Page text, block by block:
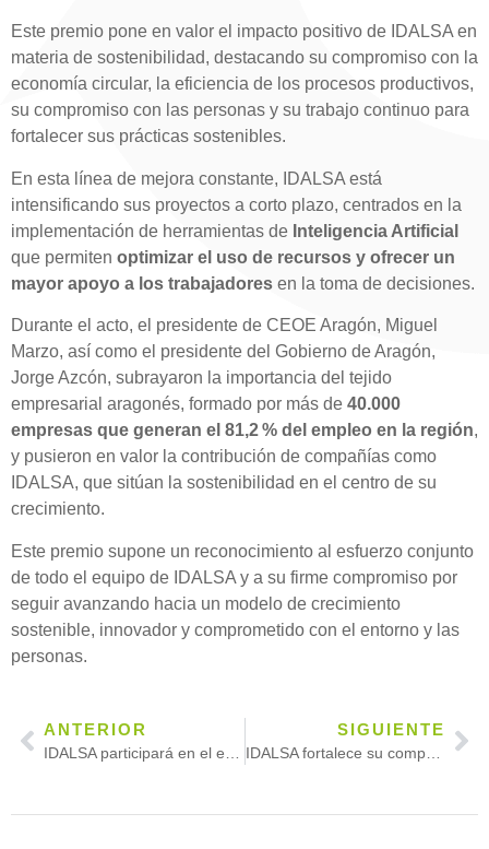
Este premio pone en valor el impacto positivo de IDALSA en
materia de sostenibilidad, destacando su compromiso con la
economía circular, la eficiencia de los procesos productivos,
su compromiso con las personas y su trabajo continuo para
fortalecer sus prácticas sostenibles.
En esta línea de mejora constante, IDALSA está
intensificando sus proyectos a corto plazo, centrados en la
implementación de herramientas de Inteligencia Artificial
que permiten optimizar el uso de recursos y ofrecer un
mayor apoyo a los trabajadores en la toma de decisiones.
Durante el acto, el presidente de CEOE Aragón, Miguel
Marzo, así como el presidente del Gobierno de Aragón,
Jorge Azcón, subrayaron la importancia del tejido
empresarial aragonés, formado por más de 40.000
empresas que generan el 81,2 % del empleo en la región,
y pusieron en valor la contribución de compañías como
IDALSA, que sitúan la sostenibilidad en el centro de su
crecimiento.
Este premio supone un reconocimiento al esfuerzo conjunto
de todo el equipo de IDALSA y a su firme compromiso por
seguir avanzando hacia un modelo de crecimiento
sostenible, innovador y comprometido con el entorno y las
personas.
ANTERIOR SIGUIENTE
IDALSA fortalece su compromiso con la sostenibilidad al renovar el Certificado EcoVadis